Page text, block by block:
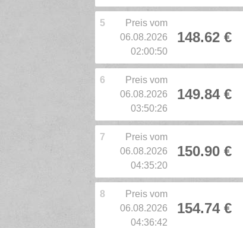
5
Preis vom
06.08.2026
02:00:50
148.62 €
6
Preis vom
06.08.2026
03:50:26
149.84 €
7
Preis vom
06.08.2026
04:35:20
150.90 €
8
Preis vom
06.08.2026
04:36:42
154.74 €